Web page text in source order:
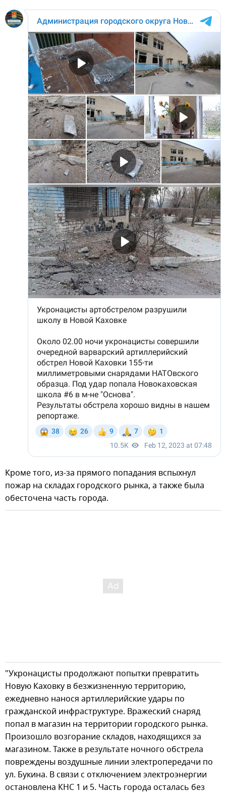
Кроме того, из-за прямого попадания вспыхнул
пожар на складах городского рынка, а также была
обесточена часть города.
"Укронацисты продолжают попытки превратить
Новую Каховку в безжизненную территорию,
ежедневно нанося артиллерийские удары по
гражданской инфраструктуре. Вражеский снаряд
попал в магазин на территории городского рынка.
Произошло возгорание складов, находящихся за
магазином. Также в результате ночного обстрела
повреждены воздушные линии электропередачи по
ул. Букина. В связи с отключением электроэнергии
остановлена КНС 1 и 5. Часть города осталась без